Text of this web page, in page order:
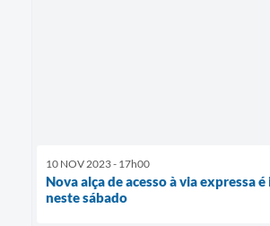
10 NOV 2023 - 17h00
Nova alça de acesso à via expressa
neste sábado